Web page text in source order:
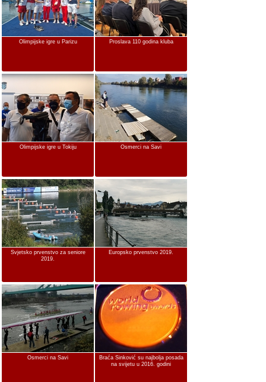
Olimpijske igre u Parizu Proslava 110 godina kluba
Olimpijske igre u Tokiju Osmerci na Savi
Svjetsko prvenstvo za seniore
2019.
Europsko prvenstvo 2019.
Osmerci na Savi
Braća Sinković su najbolja posada
na svijetu u 2016. godini